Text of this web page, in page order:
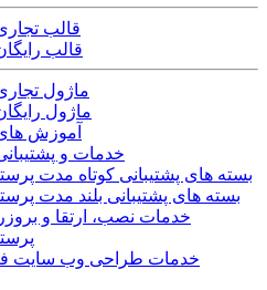
قالب
قالب
ماژول
ماژول
آموزش
خدمات و
بسته های پشتیبانی کوتاه مدت
بسته های پشتیبانی بلند مدت
خدمات نصب، ارتقا و
خدمات طراحی وب سایت